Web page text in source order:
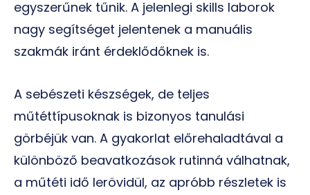
egyszerűnek tűnik. A jelenlegi skills laborok
nagy segítséget jelentenek a manuális
szakmák iránt érdeklődőknek is.
A sebészeti készségek, de teljes
műtéttípusoknak is bizonyos tanulási
görbéjük van. A gyakorlat előrehaladtával a
különböző beavatkozások rutinná válhatnak,
a műtéti idő lerövidül, az apróbb részletek is